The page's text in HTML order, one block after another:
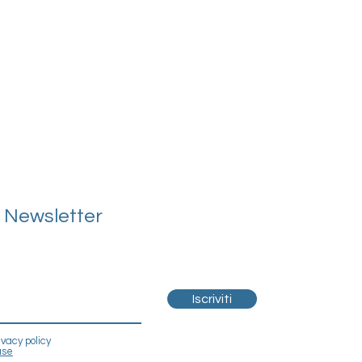
Newsletter
Iscriviti
policy